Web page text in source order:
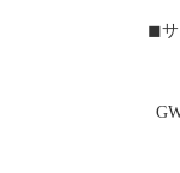
◼︎サ